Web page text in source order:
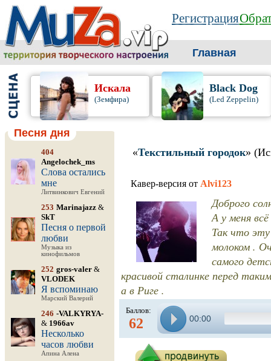
Регистрация
Главная
Искала
(Земфира)
Black Dog
(Led Zeppelin)
Песня дня
404
Angelochek_ms
Слова остались
мне
Литвинкович Евгений
253 Marinajazz &
SkT
Песня о первой
любви
Музыка из
кинофильмов
252 gros-valer &
VLODEK
Я вспоминаю
Марский Валерий
246 -VALKYRYA-
& 1966av
Несколько
часов любви
Апина Алена
«Текстильный городок»
Кавер-версия от Alvi123
Доброго
А у меня
Так что
молоком .
самого
красивой сталинке перед
а в Риге .
Баллов:
62 00:00